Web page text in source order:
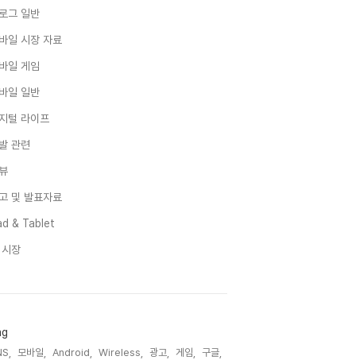
그 일반
일 시장 자료
일 게임
일 일반
털 라이프
관련
및 발표자료
& Tablet
장
모바일, Android, Wireless, 광고, 게임,
구글,